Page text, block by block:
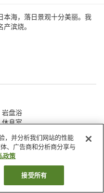
本海，落日景观十分美丽。我
滨烧。
岩盘浴
休息室
野滨温泉 竹屋酒店（鹤冈酒田）
，并分析我们网站的性能
、广告商和分析商分享与
政策
接受所有